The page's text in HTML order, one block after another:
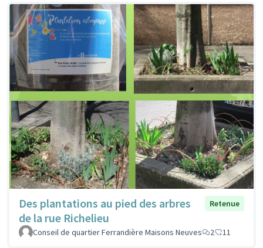
Des plantations au pied des arbres
de la rue Richelieu
Retenue
Conseil de quartier Ferrandière Maisons Neuves 2 11